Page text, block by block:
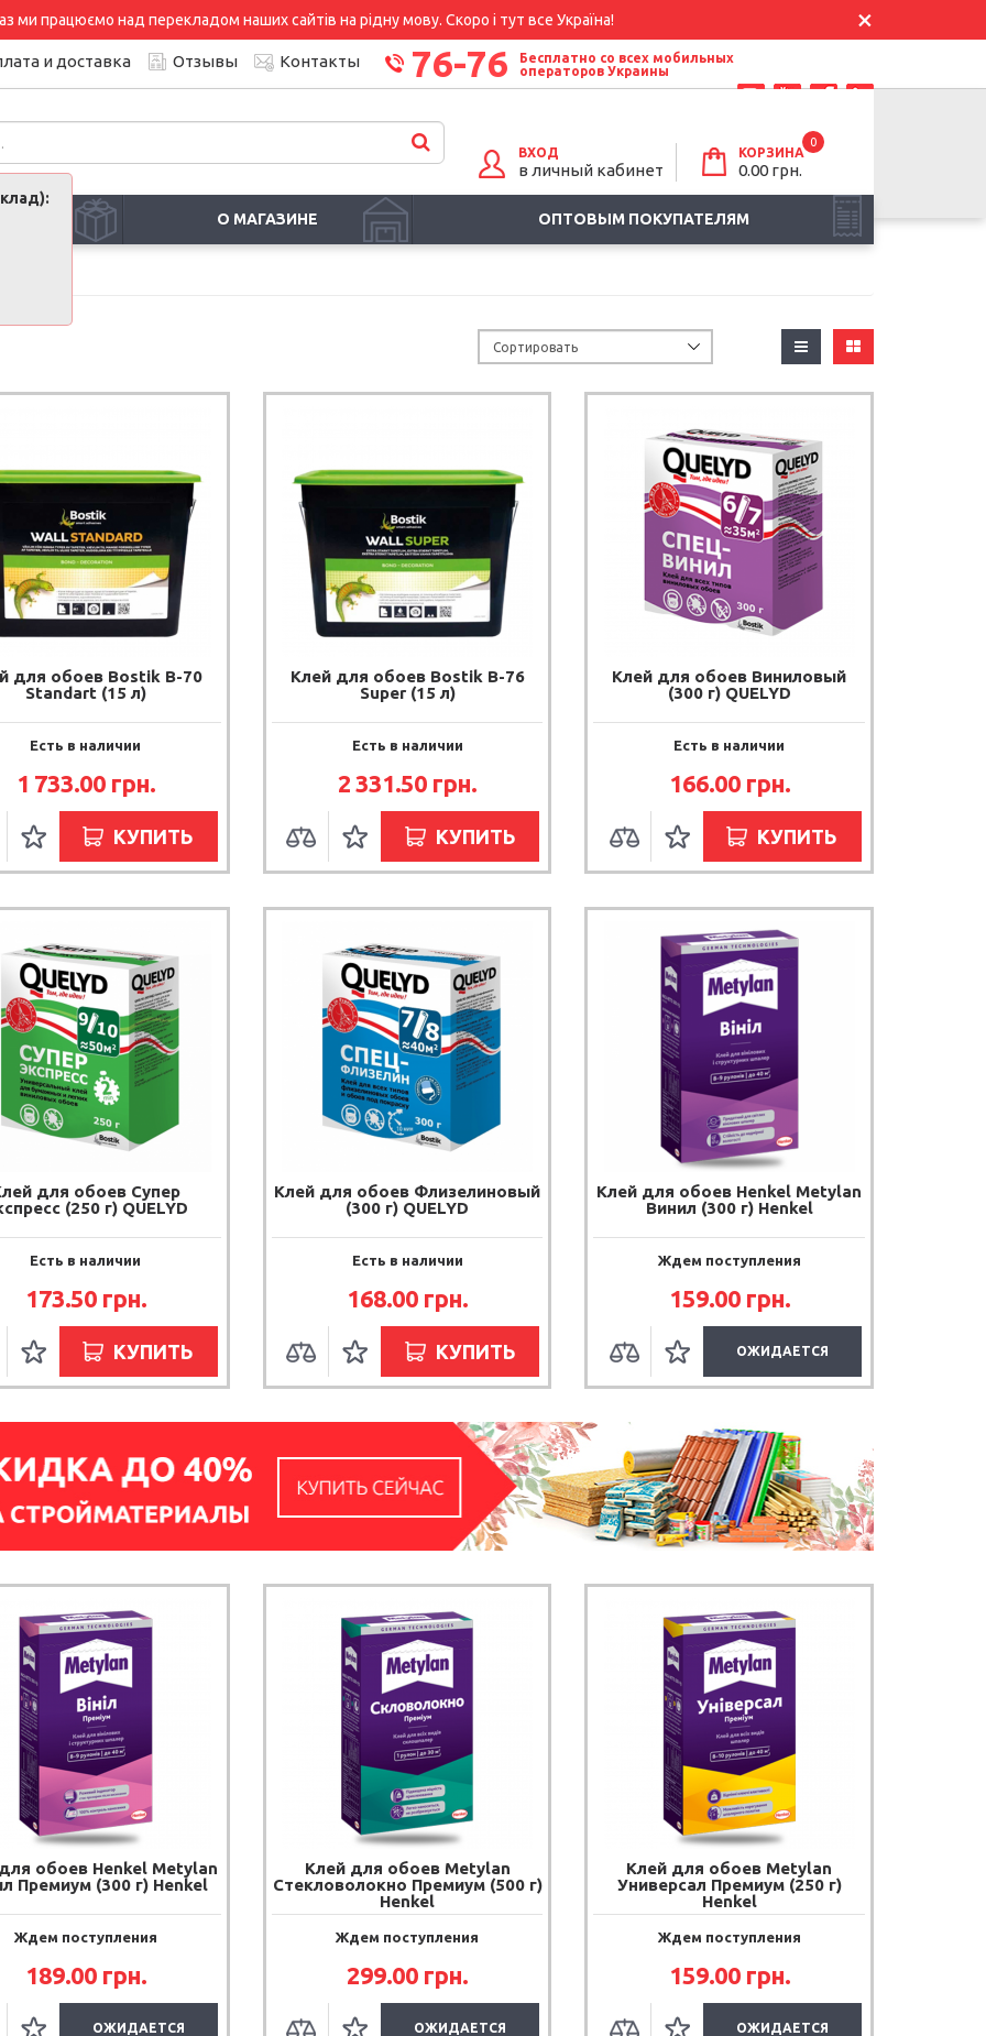
ми працюємо над перекладом наших сайтів на рідну мову. Скоро і тут все Україна!
и доставка Отзывы Контакты 76-76
Бесплатно со всех мобильных
операторов Украины
ВХОД
в личный кабинет
КОРЗИНА
0
0.00 грн.
О МАГАЗИНЕ ОПТОВЫМ ПОКУПАТЕЛЯМ
для обоев Bostik В-70
Standart (15 л)
Есть в наличии
1 733.00грн.
КУПИТЬ
Клей для обоев Bostik В-76
Super (15 л)
Есть в наличии
2 331.50 грн.
КУПИТЬ
Клей для обоев Виниловый
(300 г) QUELYD
Есть в наличии
166.00грн.
КУПИТЬ
для обоев Супер
(250 г) QUELYD
Есть в наличии
173.50грн.
КУПИТЬ
Клей для обоев Флизелиновый
(300 г) QUELYD
Есть в наличии
168.00 грн.
КУПИТЬ
Клей для обоев Henkel Metylan
Винил (300 г) Henkel
Ждем поступления
159.00грн.
ОЖИДАЕТСЯ
обоев Henkel Metylan
Премиум (300 г) Henkel
Ждем поступления
189.00грн.
ОЖИДАЕТСЯ
Клей для обоев Metylan
Стекловолокно Премиум (500 г)
Henkel
Ждем поступления
299.00 грн.
ОЖИДАЕТСЯ
Клей для обоев Metylan
Универсал Премиум (250 г)
Henkel
Ждем поступления
159.00грн.
ОЖИДАЕТСЯ